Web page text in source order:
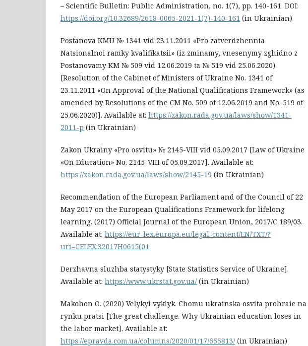
– Scientific Bulletin: Public Administration, no. 1(7), pp. 140-161. DOI:
https://doi.org/10.32689/2618-0065-2021-1(7)-140-161 (in Ukrainian)
Postanova KMU № 1341 vid 23.11.2011 «Pro zatverdzhennia
Natsionalnoi ramky kvalifikatsii» (iz zminamy, vnesenymy zghidno z
Postanovamy KM № 509 vid 12.06.2019 ta № 519 vid 25.06.2020)
[Resolution of the Cabinet of Ministers of Ukraine No. 1341 of
23.11.2011 «On Approval of the National Qualifications Framework» (as
amended by Resolutions of the CM No. 509 of 12.06.2019 and No. 519 of
25.06.2020)]. Available at: https://zakon.rada.gov.ua/laws/show/1341-
2011-p (in Ukrainian)
Zakon Ukrainy «Pro osvitu» № 2145-VIII vid 05.09.2017 [Law of Ukraine
«On Education» No. 2145-VIII of 05.09.2017]. Available at:
https://zakon.rada.gov.ua/laws/show/2145-19 (in Ukrainian)
Recommendation of the European Parliament and of the Council of 22
May 2017 on the European Qualifications Framework for lifelong
learning. (2017) Official Journal of the European Union, 2017/C 189/03.
Available at: https://eur-lex.europa.eu/legal-content/EN/TXT/?
uri=CELEX:32017H0615(01
Derzhavna sluzhba statystyky [State Statistics Service of Ukraine].
Available at: https://www.ukrstat.gov.ua/ (in Ukrainian)
Makohon O. (2020) Velykyi vyklyk. Chomu ukrainska osvita prohraie na
rynku pratsi [The great challenge. Why Ukrainian education loses in
the labor market]. Available at:
https://epravda.com.ua/columns/2020/01/17/655813/ (in Ukrainian)